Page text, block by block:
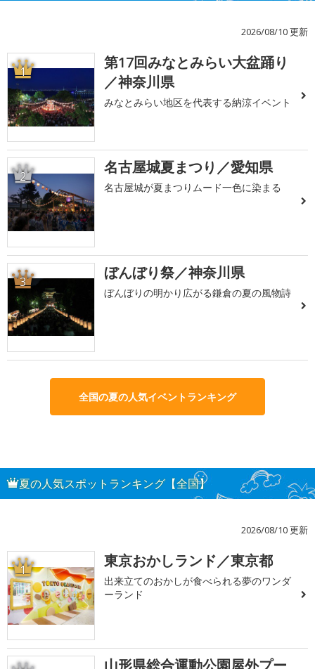
2026/08/10 更新
1
第17回みなとみらい大盆踊り
／神奈川県
みなとみらい地区を代表する納涼イベント
2 名古屋城夏まつり／愛知県
名古屋城が夏まつりムード一色に染まる
3 ぼんぼり祭／神奈川県
ぼんぼりの明かり広がる鎌倉の夏の風物詩
全国の夏の人気イベントランキング
夏の人気スポットランキング【全国】
2026/08/10 更新
1 東京おかしランド／東京都
出来立てのおかしが食べられる夢のワンダ
ーランド